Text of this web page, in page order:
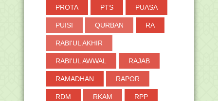
PROTA PTS PUASA
PUISI QURBAN RA
RABI'UL AKHIR
RABI'UL AWWAL RAJAB
RAMADHAN RAPOR
RDM RKAM RPP